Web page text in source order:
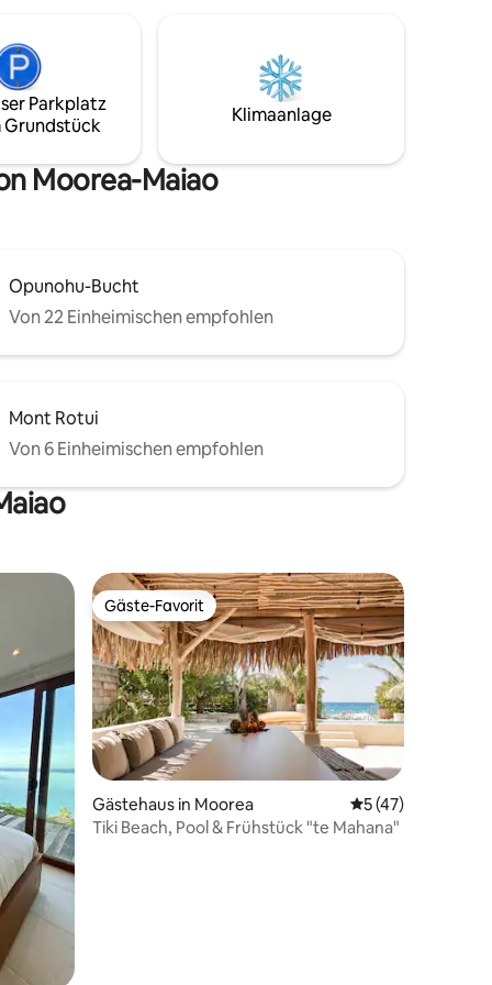
Parkplatz
Grundstück
Klimaanlage
Moorea-Maiao
Opunohu-Bucht
Von 22 Einheimischen empfohlen
Mont Rotui
Von 6 Einheimischen empfohlen
Gäste-Favorit
Gäste-Favorit
Gästehaus in Moorea Durchschnittliche
5 (47)
Tiki Beach, Pool & Frühstück "te Mahana"